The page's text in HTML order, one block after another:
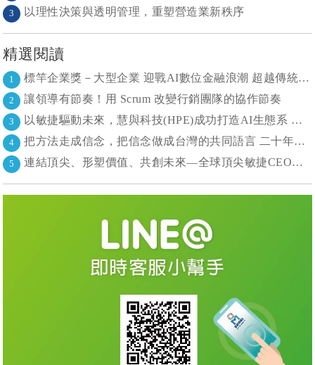
3 以理性決策與透明管理，重塑營造業新秩序
精選閱讀
1 標竿企業獎－大型企業 迎戰AI數位金融浪潮 超越傳統的組織再定義
2 讓領導有節奏！用 Scrum 改變行銷團隊的協作節奏
3 以敏捷驅動未來，慧與科技(HPE)成功打造AI生態系 大型敏捷(LeSS)海納百川，讓複雜變簡單
4 把方法走成信念，把信念做成台灣的共同語言 二十年志業，陪伴台灣走過專案管理與敏捷轉型
5 連結頂尖、形塑價值、共創未來—全球頂尖敏捷CEO聯誼會成立